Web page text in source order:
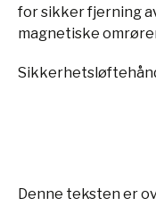
for sikker fjerning
magnetiske
Denne teksten er